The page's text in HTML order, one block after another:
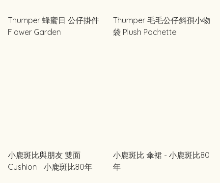
Thumper 蜂蜜日 公仔掛件
Flower Garden
Thumper 毛毛公仔斜孭小物
袋 Plush Pochette
小鹿斑比與朋友 雙面
Cushion - 小鹿斑比80年
小鹿斑比 傘裙 - 小鹿斑比80
年